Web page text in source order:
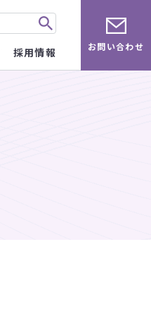
採用情報 お問い合わせ